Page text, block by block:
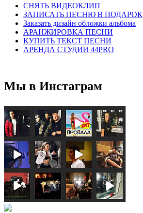
СНЯТЬ ВИДЕОКЛИП
ЗАПИСАТЬ ПЕСНЮ В ПОДАРОК
Заказать дизайн обложки альбома
АРАНЖИРОВКА ПЕСНИ
КУПИТЬ ТЕКСТ ПЕСНИ
АРЕНДА СТУДИИ 44PRO
Мы в Инстаграм